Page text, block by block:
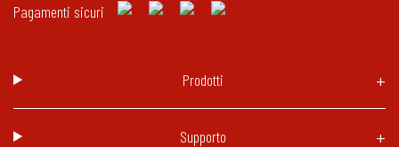
Pagamenti sicuri
Prodotti
Supporto